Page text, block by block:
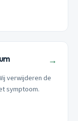
→
verwijderen de
symptoom.